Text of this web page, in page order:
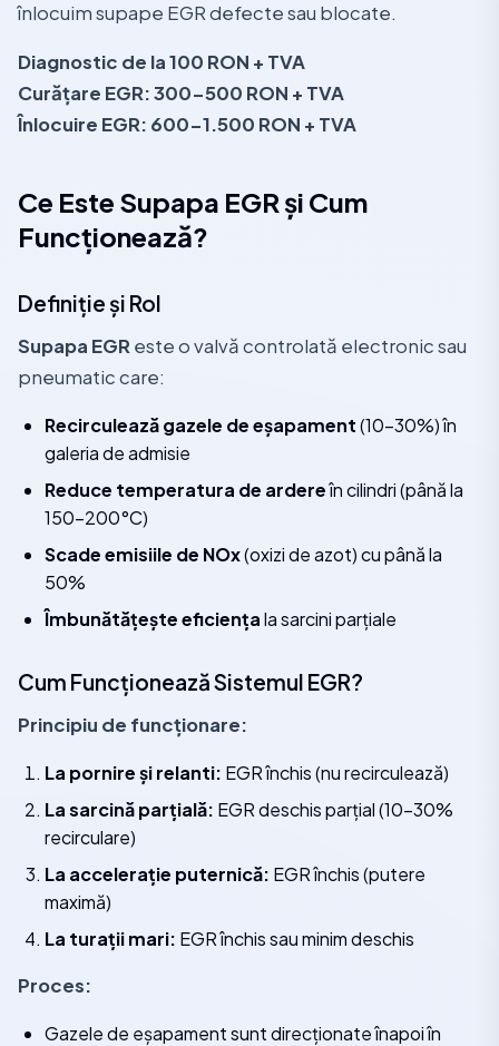
înlocuim supape EGR defecte sau blocate.
Diagnostic de la 100 RON + TVA
Curățare EGR: 300-500 RON + TVA
Înlocuire EGR: 600-1.500 RON + TVA
Ce Este Supapa EGR și Cum
Funcționează?
Definiție și Rol
Supapa EGR este o valvă controlată electronic sau
pneumatic care:
Recirculează gazele de eșapament(10-30%) în
galeria de admisie
Reduce temperatura de ardereîn cilindri (până la
150-200°C)
Scade emisiile de NOx(oxizi de azot) cu până la
50%
Îmbunătățește eficiențala sarcini parțiale
Cum Funcționează Sistemul EGR?
Principiu de funcționare:
La pornire și relanti: EGR închis (nu recirculează)
La sarcină parțială: EGR deschis parțial (10-30%
recirculare)
La accelerație puternică: EGR închis (putere
maximă)
La turații mari: EGR închis sau minim deschis
Proces:
Gazele de eșapament sunt direcționate înapoi în